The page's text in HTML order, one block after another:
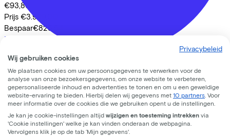
Fietsvoordeelshop - Winkel Zeist
De Clomp 3212
3704 KB Zeist
€93,86
Prijs €3.999,00
Bespaar€825,54
Bekijk
Privacybeleid
Wij gebruiken cookies
We plaatsen cookies om uw persoonsgegevens te verwerken voor de
analyse van onze bezoekersgegevens, om onze website te verbeteren,
gepersonaliseerde inhoud en advertenties te tonen en om u een geweldige
website-ervaring te bieden. Hierbij delen wij gegevens met 10 partners . Voor
meer informatie over de cookies die we gebruiken opent u de instellingen.
Je kan je cookie-instellingen altijd wijzigen en toesteming intrekken via
'Cookie instellingen' welke je kan vinden onderaan de webpagina.
Vervolgens klik je op de tab ‘Mijn gegevens'.